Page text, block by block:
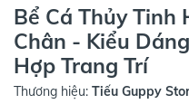
Bể Cá Thủy Tinh
Chân - Kiểu
Hợp Trang Trí
Thương hiệu: Tiếu Guppy